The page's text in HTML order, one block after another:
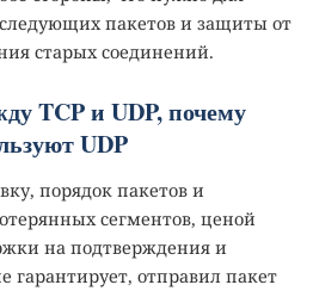
пакетов и защиты от
старых соединений.
TCP и UDP, почему
UDP
порядок пакетов и
сегментов, ценой
на подтверждения и
гарантирует, отправил пакет